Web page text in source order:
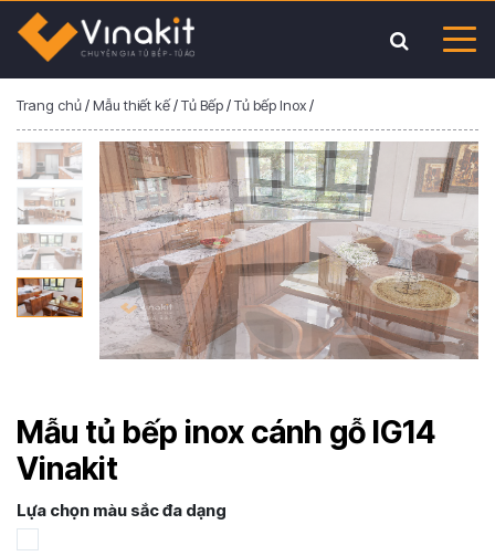
Trang chủ/Mẫu thiết kế/Tủ Bếp/Tủ bếp Inox/
Mẫu tủ bếp inox cánh gỗ IG14
Vinakit
Lựa chọn màu sắc đa dạng